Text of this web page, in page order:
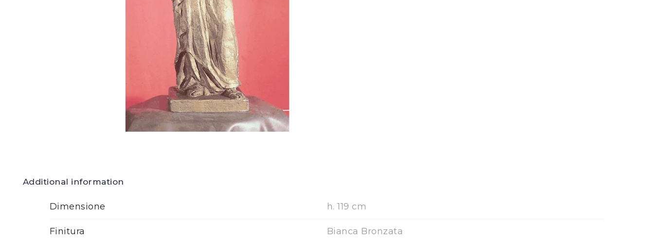
Additional information
Dimensione h. 119 cm
Finitura Bianca Bronzata